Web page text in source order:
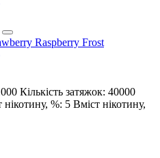
Raspberry Frost
Кількість затяжок: 40000
нікотину, %: 5 Вміст нікотину,